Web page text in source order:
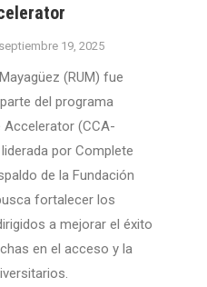
septiembre 19, 2025
(RUM) fue
del programa
Accelerator (CCA-
por Complete
de la Fundación
fortalecer los
a mejorar el éxito
en el acceso y la